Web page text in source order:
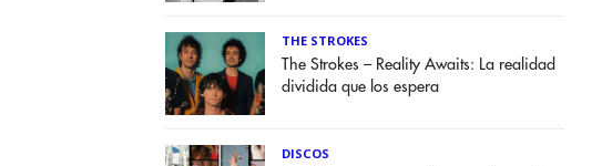
THE STROKES
The Strokes – Reality Awaits: La realidad
dividida que los espera
DISCOS